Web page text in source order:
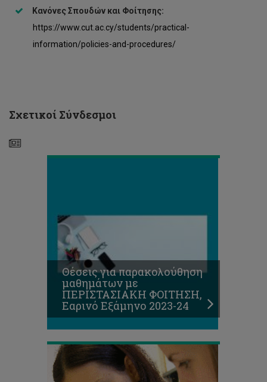
Κανόνες Σπουδών και Φοίτησης:
https://www.cut.ac.cy/students/practical-
information/policies-and-procedures/
Σχετικοί Σύνδεσμοι
Θέσεις
για
παρακολούθηση
μαθημάτων
Εξάμηνο
2023-
Θέσεις για παρακολούθηση
μαθημάτων με
ΠΕΡΙΣΤΑΣΙΑΚΗ ΦΟΙΤΗΣΗ,
Εαρινό Εξάμηνο 2023-24
για
μεταπτυχιακές
σπουδές
διδακτορικού
επιπέδου
-
Έναρξη
σπουδών
Ιανουάριο
2024